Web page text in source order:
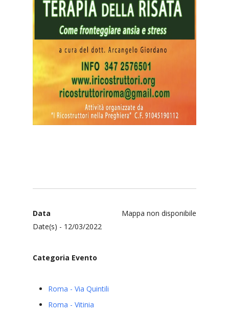
Mappa non disponibile
Data
Date(s) - 12/03/2022
Categoria Evento
Roma - Via Quintili
Roma - Vitinia